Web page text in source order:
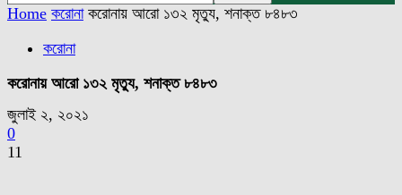
Home করোনা করোনায় আরো ১৩২ মৃত্যু, শনাক্ত ৮৪৮৩
করোনা
করোনায় আরো ১৩২ মৃত্যু, শনাক্ত ৮৪৮৩
জুলাই ২, ২০২১
0
11